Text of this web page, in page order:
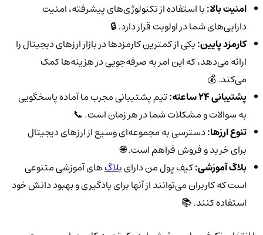
امنیت بالا:با استفاده از تکنولوژی‌های پیشرفته، امنیت
دارایی‌های شما در اولویت قرار دارد. 🔒
کارمزد پایین:یکی از کمترین کارمزدها در بازار ارزهای دیجیتال را
ارائه می‌دهد، که این امر به صرفه‌جویی در هزینه‌ها کمک
می‌کند. 💰
پشتیبانی 24 ساعته:
تیم پشتیبانی مجرب ما آماده پاسخگویی
به سوالات و مشکلات شما در هر زمان است. 📞
تنوع ارزها:دسترسی به مجموعه‌ای وسیع از ارزهای دیجیتال
برای خرید و فروش فراهم است. 🌐
بلاگ آموزشی:کیف پول من دارایبلاگ‌های آموزشی متنوعی
است که کاربران می‌توانند از آنها برای یادگیری و بهبود دانش خود
استفاده کنند. 📚